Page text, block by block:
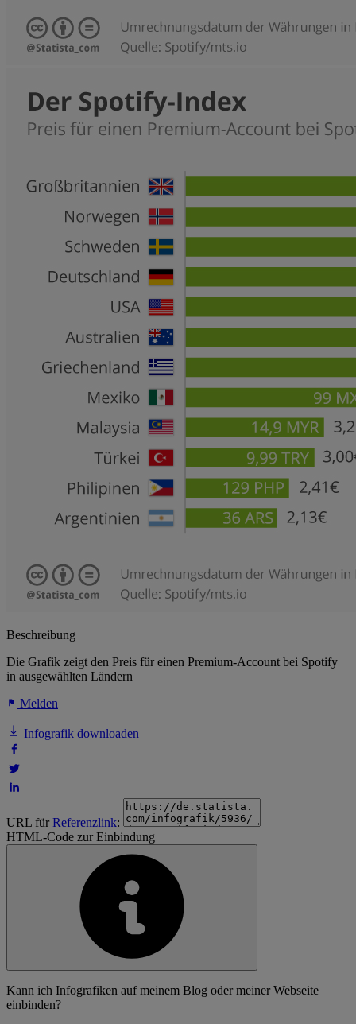
Beschreibung
Die Grafik zeigt den Preis für einen Premium-Account bei Spotify
in ausgewählten Ländern
Melden
Infografik downloaden
URL fürReferenzlink:
HTML-Code zur Einbindung
Kann ich Infografiken auf meinem Blog oder meiner Webseite
einbinden?